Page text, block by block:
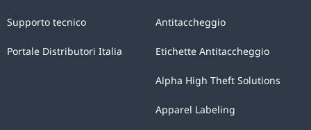
Antitaccheggio
Etichette Antitaccheggio
Alpha High Theft Solutions
Apparel Labeling
Supporto tecnico
Portale Distributori Italia